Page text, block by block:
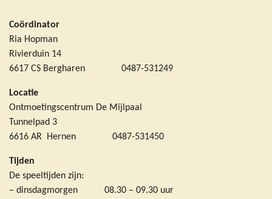
Coördinator
Ria Hopman
Rivierduin 14
6617 CS Bergharen 0487-531249
Locatie
Ontmoetingscentrum De Mijlpaal
Tunnelpad 3
6616 AR Hernen 0487-531450
Tijden
De speeltijden zijn:
– dinsdagmorgen 08.30 – 09.30 uur